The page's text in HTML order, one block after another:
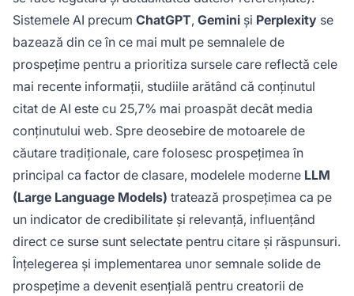
Sistemele AI precum ChatGPT, Gemini și Perplexity se
bazează din ce în ce mai mult pe semnalele de
prospețime pentru a prioritiza sursele care reflectă cele
mai recente informații, studiile arătând că conținutul
citat de AI este cu 25,7% mai proaspăt decât media
conținutului web. Spre deosebire de motoarele de
căutare tradiționale, care folosesc prospețimea în
principal ca factor de clasare, modelele moderne LLM
(Large Language Models) tratează prospețimea ca pe
un indicator de credibilitate și relevanță, influențând
direct ce surse sunt selectate pentru citare și răspunsuri.
Înțelegerea și implementarea unor semnale solide de
prospețime a devenit esențială pentru creatorii de